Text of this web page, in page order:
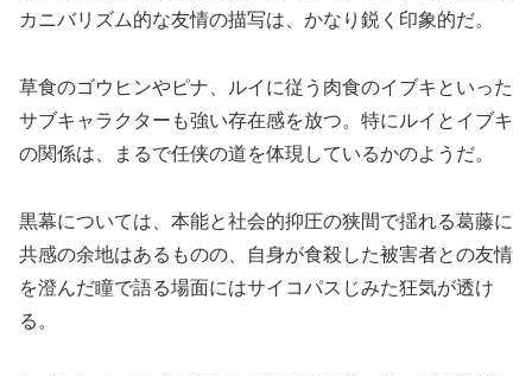
カニバリズム的な友情の描写は、かなり鋭く印象的だ。
草食のゴウヒンやピナ、ルイに従う肉食のイブキといった
サブキャラクターも強い存在感を放つ。特にルイとイブキ
の関係は、まるで任侠の道を体現しているかのようだ。
黒幕については、本能と社会的抑圧の狭間で揺れる葛藤に
共感の余地はあるものの、自身が食殺した被害者との友情
を澄んだ瞳で語る場面にはサイコパスじみた狂気が透け
る。